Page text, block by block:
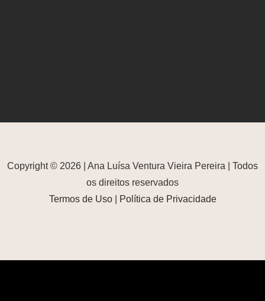
Copyright © 2026 | Ana Luísa Ventura Vieira Pereira | Todos
os direitos reservados
Termos de Uso| Política de Privacidade